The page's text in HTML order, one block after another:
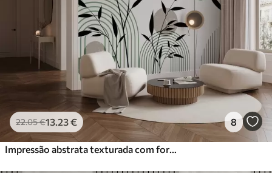
22.05€13.23€ 8
Impressão abstrata texturada com formas geométricas, círculos e arcos e plantas pretas e verdes sobre um fundo branco